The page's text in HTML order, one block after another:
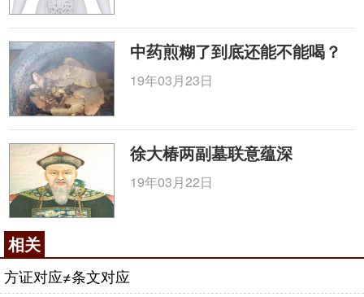
中药煎糊了到底还能不能喝？
19年03月23日
徐大椿两副墓联意蕴深
19年03月22日
相关
方证对应≠条文对应